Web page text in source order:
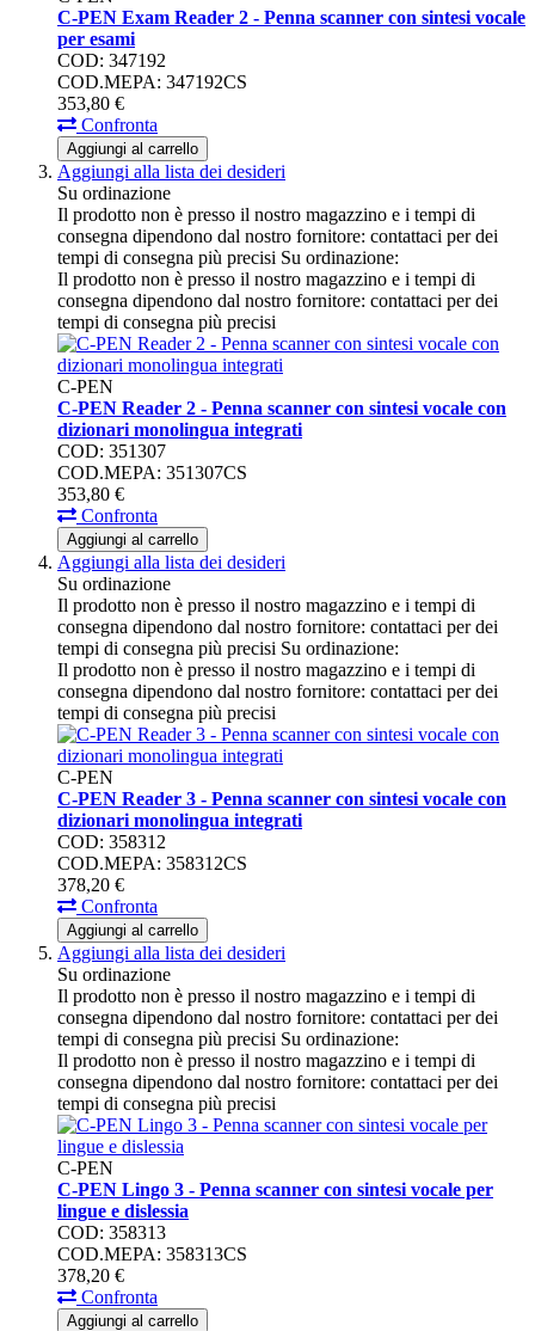
C-PEN Exam Reader 2 - Penna scanner con sintesi vocale
per esami
COD: 347192
COD.MEPA: 347192CS
353,80 €
Confronta
Aggiungi al carrello
Aggiungi alla lista dei desideri
Su ordinazione
Il prodotto non è presso il nostro magazzino e i tempi di
consegna dipendono dal nostro fornitore: contattaci per dei
tempi di consegna più precisi Su ordinazione:
Il prodotto non è presso il nostro magazzino e i tempi di
consegna dipendono dal nostro fornitore: contattaci per dei
tempi di consegna più precisi
C-PEN
C-PEN Reader 2 - Penna scanner con sintesi vocale con
dizionari monolingua integrati
COD: 351307
COD.MEPA: 351307CS
353,80 €
Confronta
Aggiungi al carrello
Aggiungi alla lista dei desideri
Su ordinazione
Il prodotto non è presso il nostro magazzino e i tempi di
consegna dipendono dal nostro fornitore: contattaci per dei
tempi di consegna più precisi Su ordinazione:
Il prodotto non è presso il nostro magazzino e i tempi di
consegna dipendono dal nostro fornitore: contattaci per dei
tempi di consegna più precisi
C-PEN
C-PEN Reader 3 - Penna scanner con sintesi vocale con
dizionari monolingua integrati
COD: 358312
COD.MEPA: 358312CS
378,20 €
Confronta
Aggiungi al carrello
Aggiungi alla lista dei desideri
Su ordinazione
Il prodotto non è presso il nostro magazzino e i tempi di
consegna dipendono dal nostro fornitore: contattaci per dei
tempi di consegna più precisi Su ordinazione:
Il prodotto non è presso il nostro magazzino e i tempi di
consegna dipendono dal nostro fornitore: contattaci per dei
tempi di consegna più precisi
C-PEN
C-PEN Lingo 3 - Penna scanner con sintesi vocale per
lingue e dislessia
COD: 358313
COD.MEPA: 358313CS
378,20 €
Confronta
Aggiungi al carrello